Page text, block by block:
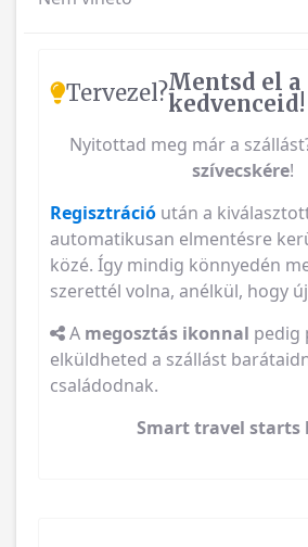
Nyitottad meg már a
szívecskére!
Regisztrációután a
automatikusan elmentésre
közé. Így mindig könnyedén
szerettél volna, anélkül, hogy
Amegosztás ikonnalpedig
elküldheted a szállást
családodnak.
Smart travel starts